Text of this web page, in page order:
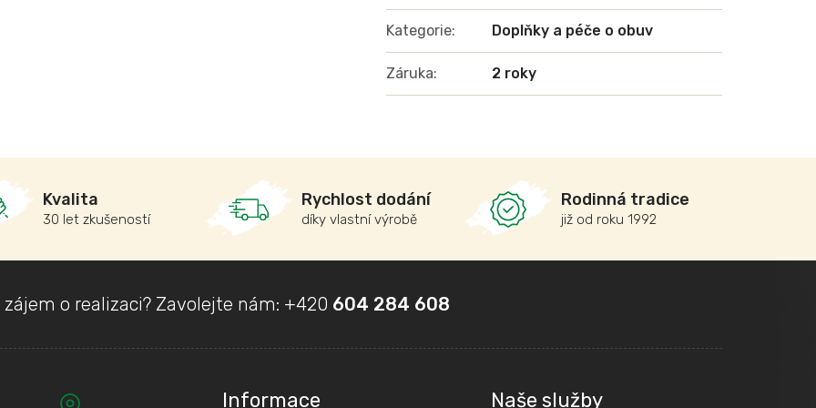
Kvalita
30 let zkušeností
Rychlost dodání
díky vlastní výrobě
Rodinná tradice
již od roku 1992
Kategorie: Doplňky a péče o obuv
Záruka: 2 roky
zájem o realizaci? Zavolejte nám: +420 604 284 608
Informace Naše služby